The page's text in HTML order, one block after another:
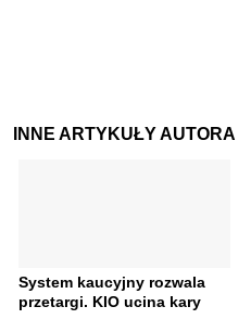
INNE ARTYKUŁY AUTORA
System kaucyjny rozwala
przetargi. KIO ucina kary